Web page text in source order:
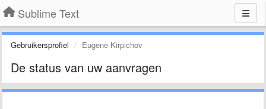
Sublime Text
Gebruikersprofiel Eugene Kirpichov
De status van uw aanvragen